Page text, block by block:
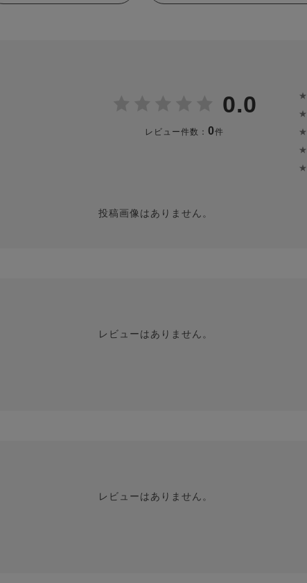
0.0
レビュー件数： 0件
★
★
★
★
★
投稿画像はありません。
レビューはありません。
レビューはありません。